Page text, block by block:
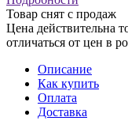
Товар снят с продаж
Цена действительна
отличаться от цен в
Описание
Как купить
Оплата
Доставка